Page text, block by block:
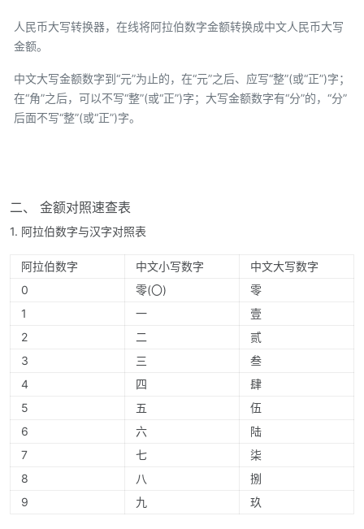
人民币大写转换器，在线将阿拉伯数字金额转换成中文人民币大写
金额。
中文大写金额数字到“元”为止的，在“元”之后、应写“整”(或“正”)字；
在“角”之后，可以不写“整”(或“正”)字；大写金额数字有“分”的，“分”
后面不写“整”(或“正”)字。
二、 金额对照速查表
1. 阿拉伯数字与汉字对照表
阿拉伯数字 中文小写数字
中文大写数字
0
零(〇)
零
1
一
壹
2
二
贰
3
三
叁
4
四
肆
5
五
伍
6
六
陆
7
七
柒
8
八
捌
9
九 玖